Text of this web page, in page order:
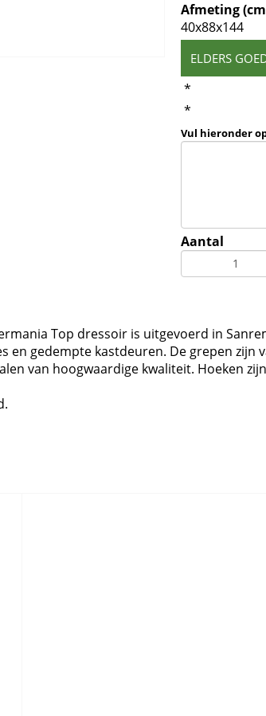
Afmeting
40x88x144
ELDERS
*
*
Vul hieronder
Aantal
Top dressoir is uitgevoerd in
en gedempte kastdeuren. De grepen zijn
van hoogwaardige kwaliteit. Hoeken